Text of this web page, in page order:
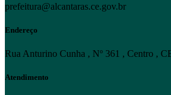
prefeitura@alcantaras.ce.gov.br
Endereço
Rua Anturino Cunha , Nº 361 , Centro ,
Atendimento